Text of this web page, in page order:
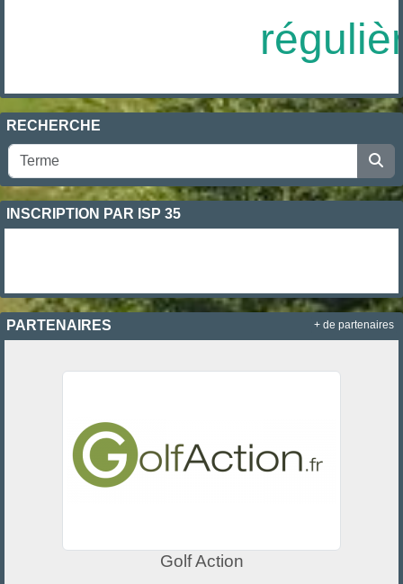
RECHERCHE
INSCRIPTION PAR ISP 35
PARTENAIRES
Golf Action
+ de partenaires